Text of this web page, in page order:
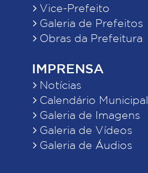
Vice-Prefeito
Galeria de Prefeitos
Obras da Prefeitura
IMPRENSA
Notícias
Calendário Municipal
Galeria de Imagens
Galeria de Vídeos
Galeria de Áudios